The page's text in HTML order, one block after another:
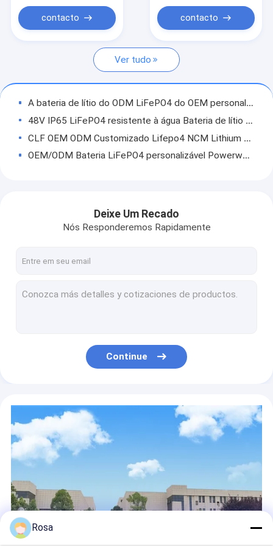
contacto
Solar contacto
Ver tudo
A bateria de lítio do ODM LiFePO4 do OEM personalizou blocos da bateria de lítio da energia de Ion Battery do lítio das baterias 3.2V
48V IP65 LiFePO4 resistente à água Bateria de lítio Powerwall doméstico com 6000+ ciclo de vida Sistema de armazenamento de energia
CLF OEM ODM Customizado Lifepo4 NCM Lithium Battery Pack para Scooter Elétrico Motociclo Triciclo AGV 36v 48v 60v 72v OEM
OEM/ODM Bateria LiFePO4 personalizável Powerwall doméstico 48V 100Ah com vida útil de 3000 ciclos
LiFePO4 Bateria de Lítio 60V 72V Bateria de Lítio Ferro EV Pack OEM ODM Bateria de Lítio Packs para Motocicletas / Cadeiras de rodas
LiFePO4 Bateria de lítio 48V 100AH 200AH 300AH 400AH Home Backup Battery Pack Armazenamento de energia solar personalizado Bateria de íons de lítio
OEM ODM LiFePO4 bateria de lítio NMC NCM Bateria personalizada de scooter elétrico de 48V com qualquer forma
LiFePO4 Bateria de lítio 48V 100AH 200AH 300AH Casa de backup Bateria de íons de lítio Pacotes de bateria personalizados Bateria de armazenamento de energia solar
10kWh 48V 100Ah LiFePO4 Bateria de lítio Home Backup Bateria Pack com Design de montagem na parede
A bateria do ODM LiFePO4 220V 3200W IP54 do OEM que troca a estação com função do alarme de incêndio personalizou
18650 2900mAh Grande temperatura -40 ~ 85 ° C Bateria de ferro de lítio aplicam para alimentação militar Baterias de lítio
Do bloco alternativo fixado na parede 5kwh 7kwh 10kwh da bateria da casa da bateria de lítio do ODM LiFePO4 do OEM blocos recarregáveis da bateria de lítio
Deixe Um Recado
Nós Responderemos Rapidamente
Continue
Rosa